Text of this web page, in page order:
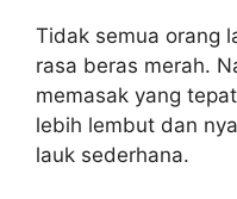
Tidak semua orang
rasa beras merah.
memasak yang
lebih lembut dan
lauk sederhana.